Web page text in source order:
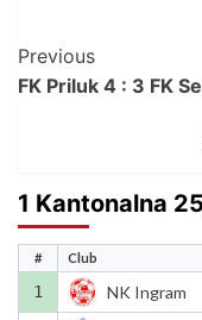
Post
Navigation
Previous
FK Priluk 4 : 3 FK
1 Kantonalna
# Club
1 NK Ingram